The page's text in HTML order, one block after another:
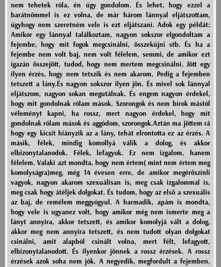
nem tehetek róla, én úgy gondolom. És lehet, hogy ezzel a
barátnőmmel is ez volna, de már három lánnyal eljátszottam,
úgyhogy nem szeretném vele is ezt eljátszani. Adok egy példát:
Amikor egy lánnyal találkoztam, nagyon sokszor elgondoltam a
fejembe, hogy mit fogok megcsinálni, összekújni stb. És ha a
fejembe nem volt baj, nem volt félelem, semmi, de amikor ezt
igazán összejött, tudod, hogy nem mertem megcsinálni. Jött egy
ilyen érzés, hogy nem tetszik és nem akarom. Pedig a fejemben
tetszett a lány.És nagyon sokszor ilyen jön. És mivel sok lánnyal
eljátszom, nagyon sokan megutálnak. És engem nagyon érdekel,
hogy mit gondolnak rólam mások. Szorongok és nem bírok mástól
véleményt kapni, ha rossz, mert nagyon érdekel, hogy mit
gondolnak rólam mások és aggódom, szorongok.Aztán ma jöttem rá
hogy egy kicsit hiányzik az a lány, tehát elrontotta ez az érzés. A
másik, félek, mindig komollyá válik a dolog, és akkor
elbizonytalanodok. Félek, lefagyok. Ez nem izgalom, hanem
félelem. Valaki azt mondta, hogy nem értem( mint nem értem meg
komolyságra)meg, még 14 évesen erre, de amikor megérőszínli
vagyok, nagyon akarom szexuálisan is, meg csak izgalommal is,
meg csak hogy átéljek dolgokat. És tudom, hogy az első a szexuális
az baj, de remélem meggyógyul. A harmadik, apám is mondta,
hogy vele is ugyanez volt, hogy amikor még nem ismerte meg a
lányt annyira, akkor tetszett, és amikor komolyjá vált a dolog,
akkor meg nem annyira tetszett, és nem tudott olyan dolgokat
csinálni, amit alapból csinált volna, mert félt, lefagyott,
elbizonytalanodott. És ilyenkor jönnek a rossz érzések. A rossz
érzések azok soha nem jók. A negyedik, megfordult a fejemben,